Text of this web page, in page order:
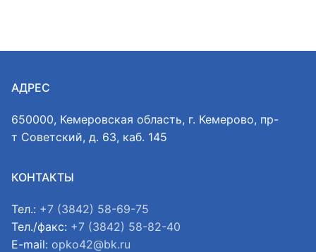
АДРЕС
650000, Кемеровская область, г. Кемерово, пр-
т Советский, д. 63, каб. 145
КОНТАКТЫ
Тел.: +7 (3842) 58-69-75
Тел./факс: +7 (3842) 58-82-40
E-mail: opko42@bk.ru